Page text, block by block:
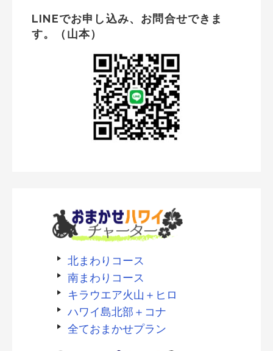
LINEでお申し込み、お問合せできま
す。（山本）
北まわりコース
南まわりコース
キラウエア火山＋ヒロ
ハワイ島北部＋コナ
全ておまかせプラン